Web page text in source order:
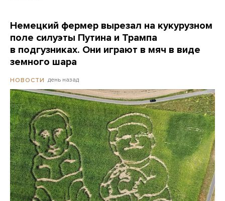
Немецкий фермер вырезал на кукурузном
поле силуэты Путина и Трампа
в подгузниках. Они играют в мяч в виде
земного шара
НОВОСТИ день назад